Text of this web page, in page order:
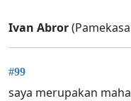
Ivan Abror
#99
saya merupakan